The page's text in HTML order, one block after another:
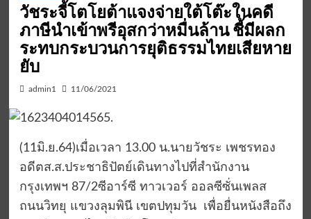
วัชระจี้โตโยต้าแจงจ่ายใต้โต๊ะในคดี
ภาษีนำเข้าพรีอุสกว่าหมื่นล้าน ชี้มีผลก
ระทบกระบวนการยุติธรรมไทยเสียหาย
ยับ
admin1 11/06/2021
(11มิ.ย.64)เมื่อเวลา 13.00 น.นายวัชระ เพชรทอง
อดีตส.ส.ประชาธิปัตย์เดินทางไปที่สำนักงาน
กรุงเทพฯ 87/2ซีอาร์ซี ทาวเวอร์ ออลซีซั่นเพลส
ถนนวิทยุ แขวงลุมพินี เขตปทุมวัน เพื่อยื่นหนังสือถึง